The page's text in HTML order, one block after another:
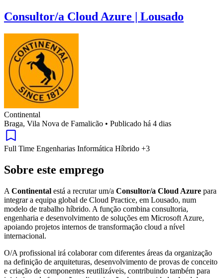
Consultor/a Cloud Azure | Lousado
Continental
Braga, Vila Nova de Famalicão • Publicado há 4 dias
Full Time Engenharias Informática Híbrido +3
Sobre este emprego
A Continental está a recrutar um/a Consultor/a Cloud Azure para
integrar a equipa global de Cloud Practice, em Lousado, num
modelo de trabalho híbrido. A função combina consultoria,
engenharia e desenvolvimento de soluções em Microsoft Azure,
apoiando projetos internos de transformação cloud a nível
internacional.
O/A profissional irá colaborar com diferentes áreas da organização
na definição de arquiteturas, desenvolvimento de provas de conceito
e criação de componentes reutilizáveis, contribuindo também para